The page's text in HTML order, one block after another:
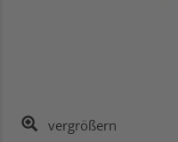
vergrößern